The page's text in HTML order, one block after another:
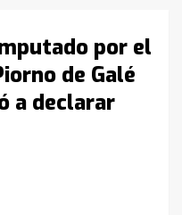
por el
de Galé
a declarar